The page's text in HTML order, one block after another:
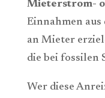
Mieterstrom-
Einnahmen
an Mieter
die bei fossilen
Wer diese